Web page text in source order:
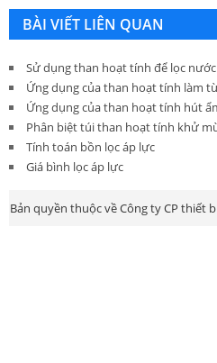
BÀI VIẾT LIÊN QUAN
Sử dụng than hoạt tính để lọc
Ứng dụng của than hoạt tính làm
Ứng dụng của than hoạt tính hút
Phân biệt túi than hoạt tính khử
Tính toán bồn lọc áp lực
Giá bình lọc áp lực
Bản quyền thuộc về Công ty CP thiết